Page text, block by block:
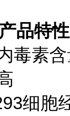
品特
毒素
细胞